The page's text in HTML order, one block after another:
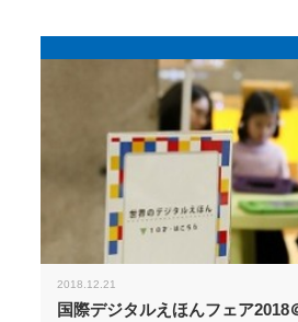
2018.12.21
国際デジタルえほんフェア2018